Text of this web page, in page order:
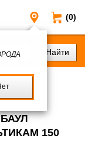
(0)
Регионы
150